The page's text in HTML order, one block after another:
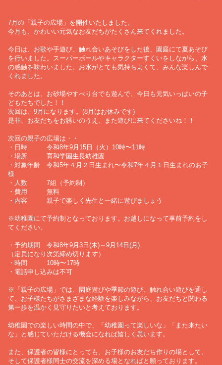
7月の「親子の広場」を開催いたしました。
今月も、かわいい元気なお友だちがたくさん来てくれました。
今日は、お歌や手遊び、触れ合いあそびをした後、園庭にて夏あそび
を行いました。スーパーボールやキャラクターすくいをしながら、水
の感触を味わいました。お水がとても気持ちよくて、みんな楽しんで
くれました。
そのあとは、お砂場やすべり台でも遊んで、今日も元気いっぱいの子
どもたちでした！！
次回は、9月になります。(8月はお休みです)
是非、お友だちをお誘いのうえ、また遊びに来てくださいね！！
次回の親子の広場は・・
・日時 令和8年9月15日（火）10時〜11時
・場所 育和学園生長幼稚園
・対象年齢 令和5年４月２日生まれ〜令和7年４月１日生まれのお子
様
・人数 7組（予約制）
・費用 無料
・内容 親子で楽しく先生と一緒に遊びましょう
※幼稚園にて予約制となっております。お越しになって事前予約をし
てください。
・予約期間 令和8年9月3日(木)～9月14日(月)
（定員になり次第締め切ります）
・時間 10時〜17時
・電話申し込みは不可
※「親子の広場」では、園庭遊びや季節の遊び、触れ合い遊びを通し
て、お子様たちがさまざまな経験を楽しみながら、お友だちと関わる
第一歩を温かく見守りたいと考えております。
幼稚園での楽しい時間の中で、「幼稚園って楽しいな」「また来たい
な」と感じていただける機会になれば嬉しく思います。
また、保護者の皆様にとっても、お子様のお友だち作りの場として、
そして保護者様同士の交流を深める場となればと願っております。